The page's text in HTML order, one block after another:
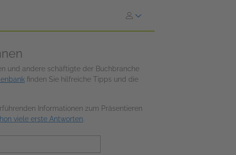
und andere schäftigte der Buchbranche
finden Sie hilfreiche Tipps und die
Informationen zum Präsentieren
viele erste Antworten